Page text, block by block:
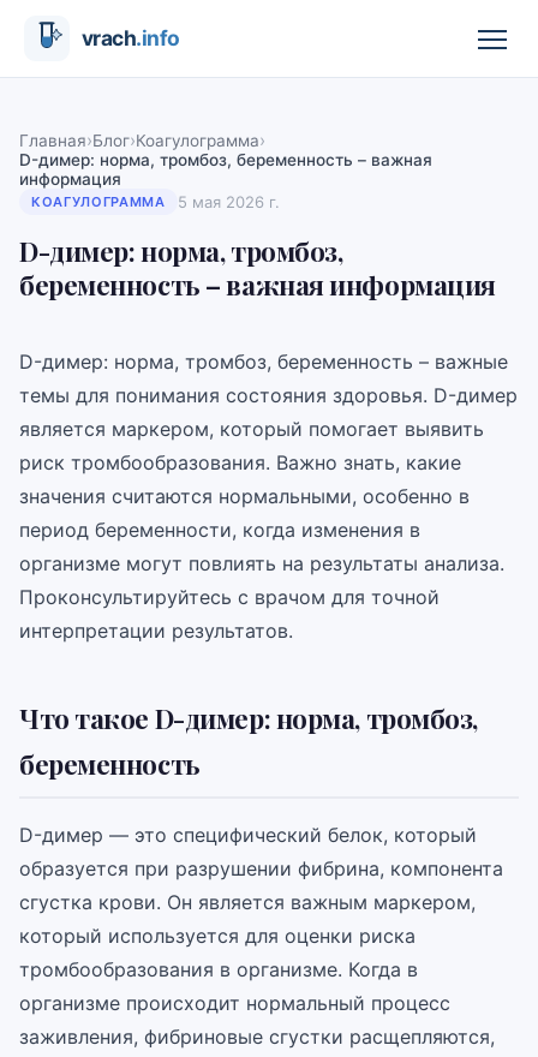
Главная›Блог›Коагулограмма›
D-димер: норма, тромбоз, беременность – важная
информация
КОАГУЛОГРАММА 5 мая 2026 г.
D-димер: норма, тромбоз,
беременность – важная информация
D-димер: норма, тромбоз, беременность – важные
темы для понимания состояния здоровья. D-димер
является маркером, который помогает выявить
риск тромбообразования. Важно знать, какие
значения считаются нормальными, особенно в
период беременности, когда изменения в
организме могут повлиять на результаты анализа.
Проконсультируйтесь с врачом для точной
интерпретации результатов.
Что такое D-димер: норма, тромбоз,
беременность
D-димер — это специфический белок, который
образуется при разрушении фибрина, компонента
сгустка крови. Он является важным маркером,
который используется для оценки риска
тромбообразования в организме. Когда в
организме происходит нормальный процесс
заживления, фибриновые сгустки расщепляются,